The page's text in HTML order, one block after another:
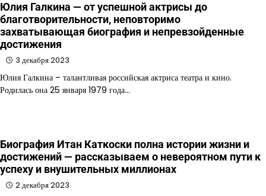
Юлия Галкина — от успешной актрисы до
благотворительности, неповторимо
захватывающая биография и непревзойденные
достижения
3 декабря 2023
Юлия Галкина – талантливая российская актриса театра и кино.
Родилась она 25 января 1979 года…
Биография Итан Каткоски полна истории жизни и
достижений — рассказываем о невероятном пути к
успеху и внушительных миллионах
2 декабря 2023